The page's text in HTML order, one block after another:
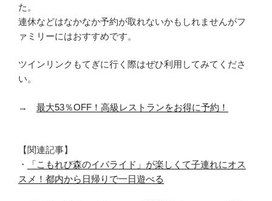
た。
連休などはなかなか予約が取れないかもしれませんがフ
ァミリーにはおすすめです。
ツインリンクもてぎに行く際はぜひ利用してみてくださ
い。
→ 最大53％OFF！高級レストランをお得に予約！
【関連記事】
・
「こもれび森のイバライド」が楽しくて子連れにオス
スメ！都内から日帰りで一日遊べる